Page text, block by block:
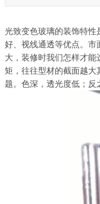
光致变色玻璃的装饰特
好、视线通透等优点。市
大，装修时我们怎样才
矩，往往型材的截面越大
题。色深，透光度低；反